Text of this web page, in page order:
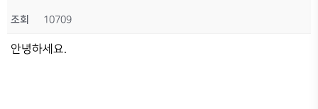
조회 10709
안녕하세요.